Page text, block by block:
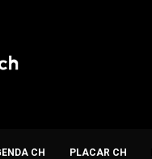
CH PLACAR CH